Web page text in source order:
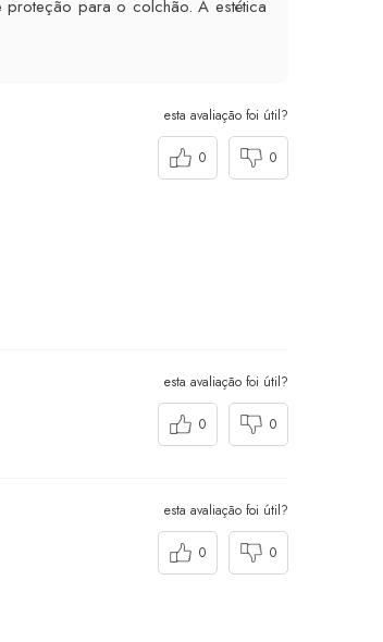
para o colchão. A estética
esta avaliação foi útil?
0 0
esta avaliação foi útil?
0 0
esta avaliação foi útil?
0 0